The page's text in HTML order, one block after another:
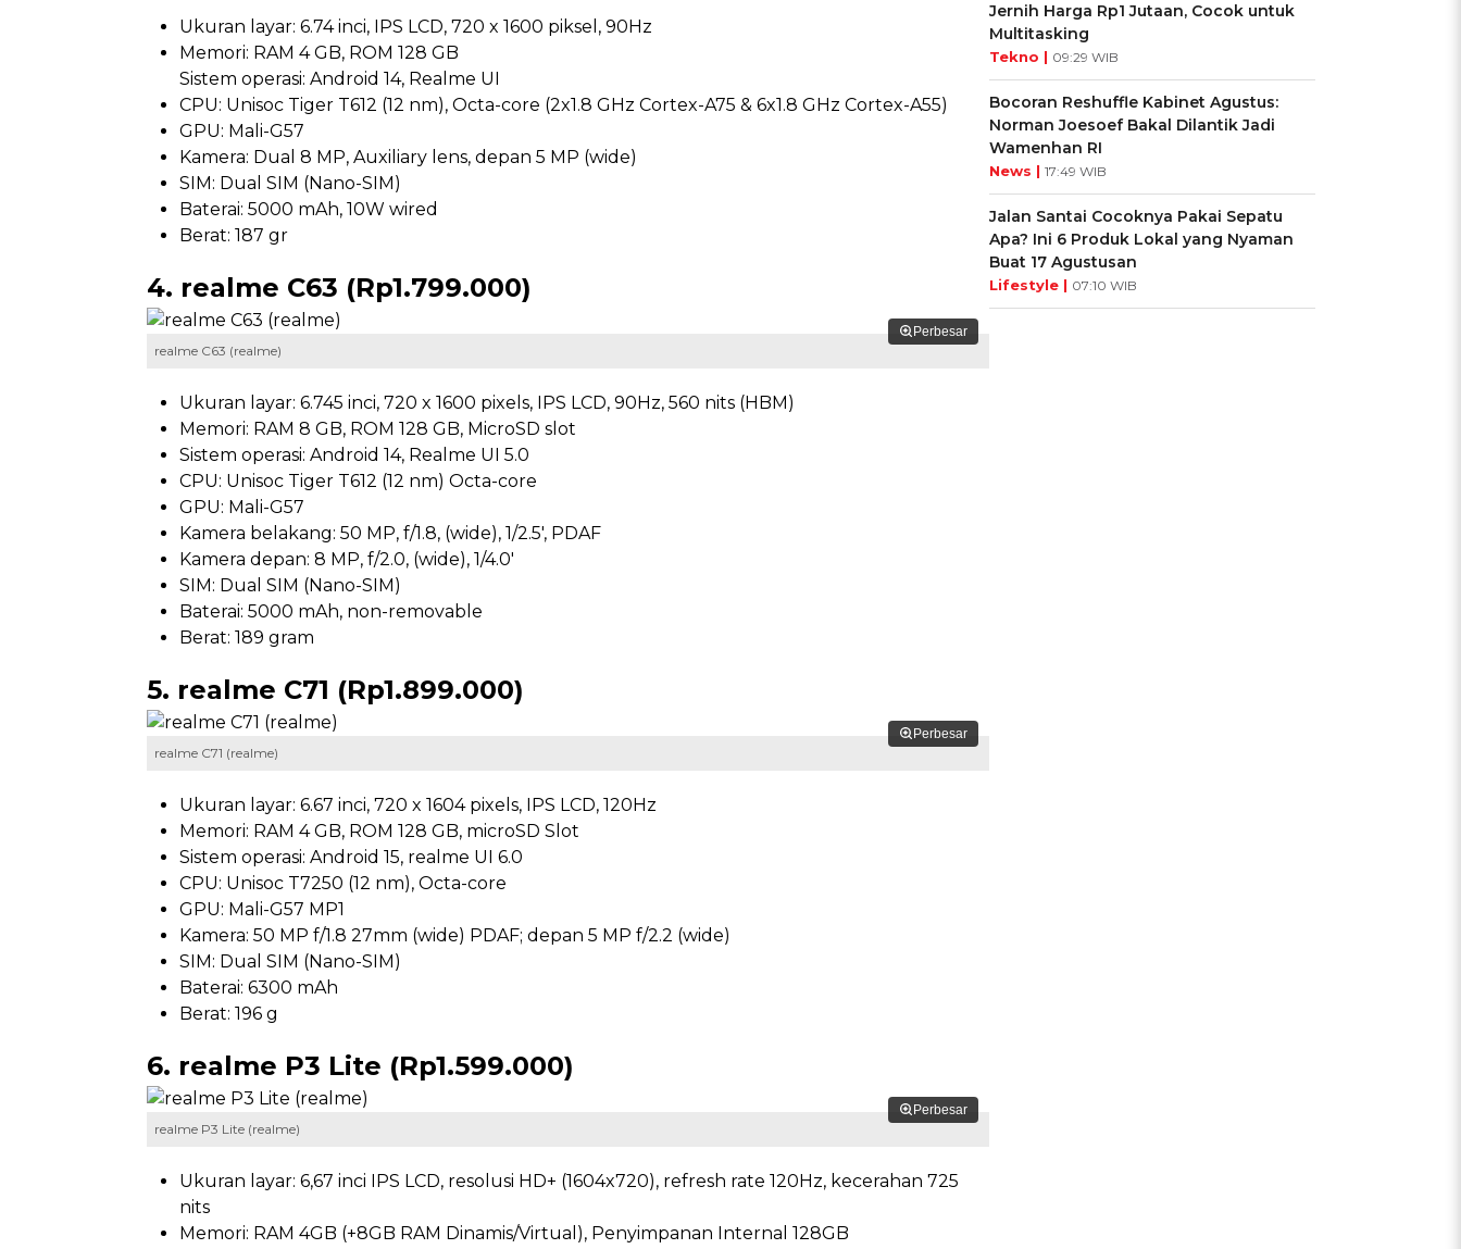
Ukuran layar: 6.74 inci, IPS LCD, 720 x 1600 piksel, 90Hz
Memori: RAM 4 GB, ROM 128 GB
Sistem operasi: Android 14, Realme UI
CPU: Unisoc Tiger T612 (12 nm), Octa-core (2x1.8 GHz Cortex-A75 & 6x1.8 GHz Cortex-A55)
GPU: Mali-G57
Kamera: Dual 8 MP, Auxiliary lens, depan 5 MP (wide)
SIM: Dual SIM (Nano-SIM)
Baterai: 5000 mAh, 10W wired
Berat: 187 gr
4. realme C63 (Rp1.799.000)
Perbesar
realme C63 (realme)
Ukuran layar: 6.745 inci, 720 x 1600 pixels, IPS LCD, 90Hz, 560 nits (HBM)
Memori: RAM 8 GB, ROM 128 GB, MicroSD slot
Sistem operasi: Android 14, Realme UI 5.0
CPU: Unisoc Tiger T612 (12 nm) Octa-core
GPU: Mali-G57
Kamera belakang: 50 MP, f/1.8, (wide), 1/2.5', PDAF
Kamera depan: 8 MP, f/2.0, (wide), 1/4.0'
SIM: Dual SIM (Nano-SIM)
Baterai: 5000 mAh, non-removable
Berat: 189 gram
5. realme C71 (Rp1.899.000)
Perbesar
realme C71 (realme)
Ukuran layar: 6.67 inci, 720 x 1604 pixels, IPS LCD, 120Hz
Memori: RAM 4 GB, ROM 128 GB, microSD Slot
Sistem operasi: Android 15, realme UI 6.0
CPU: Unisoc T7250 (12 nm), Octa-core
GPU: Mali-G57 MP1
Kamera: 50 MP f/1.8 27mm (wide) PDAF; depan 5 MP f/2.2 (wide)
SIM: Dual SIM (Nano-SIM)
Baterai: 6300 mAh
Berat: 196 g
6. realme P3 Lite (Rp1.599.000)
Perbesar
realme P3 Lite (realme)
Ukuran layar: 6,67 inci IPS LCD, resolusi HD+ (1604x720), refresh rate 120Hz, kecerahan 725
nits
Memori: RAM 4GB (+8GB RAM Dinamis/Virtual), Penyimpanan Internal 128GB
Jernih Harga Rp1 Jutaan, Cocok untuk
Multitasking
Tekno | 09:29 WIB
Bocoran Reshuffle Kabinet Agustus:
Norman Joesoef Bakal Dilantik Jadi
Wamenhan RI
News | 17:49 WIB
Jalan Santai Cocoknya Pakai Sepatu
Apa? Ini 6 Produk Lokal yang Nyaman
Buat 17 Agustusan
Lifestyle | 07:10 WIB